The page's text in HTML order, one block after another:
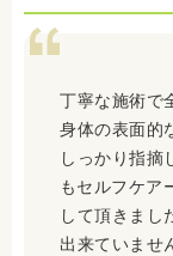
丁寧な施術で
身体の表面的
しっかり指摘
もセルフケア
して頂きまし
出来ていませ